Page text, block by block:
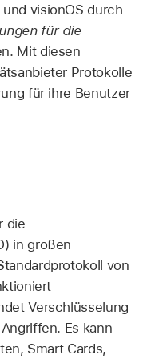
und visionOS durch
für die
Mit diesen
Protokolle
für ihre Benutzer
die
in großen
von
Verschlüsselung
Es kann
Smart Cards,